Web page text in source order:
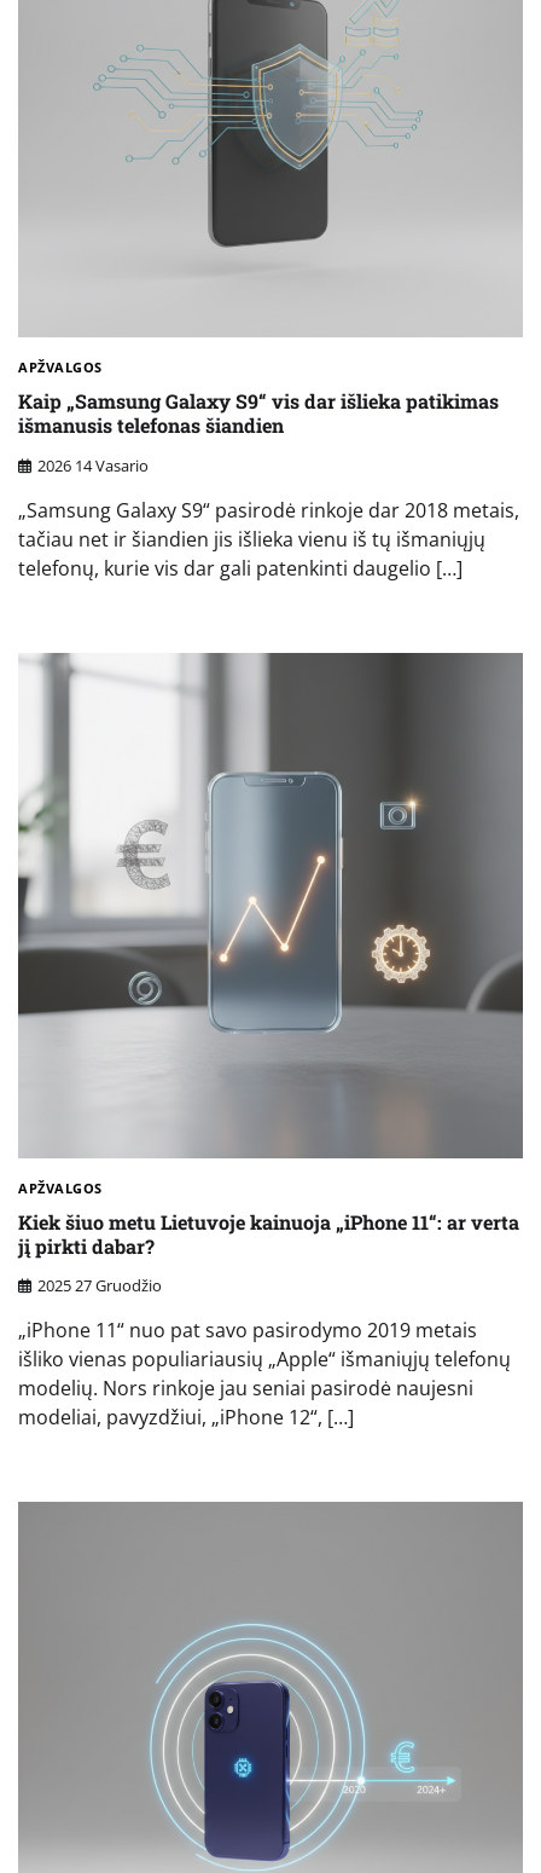
APŽVALGOS
Kaip „Samsung Galaxy S9“ vis dar išlieka patikimas
išmanusis telefonas šiandien
2026 14 Vasario
„Samsung Galaxy S9“ pasirodė rinkoje dar 2018 metais,
tačiau net ir šiandien jis išlieka vienu iš tų išmaniųjų
telefonų, kurie vis dar gali patenkinti daugelio […]
APŽVALGOS
Kiek šiuo metu Lietuvoje kainuoja „iPhone 11“: ar verta
jį pirkti dabar?
2025 27 Gruodžio
„iPhone 11“ nuo pat savo pasirodymo 2019 metais
išliko vienas populiariausių „Apple“ išmaniųjų telefonų
modelių. Nors rinkoje jau seniai pasirodė naujesni
modeliai, pavyzdžiui, „iPhone 12“, […]